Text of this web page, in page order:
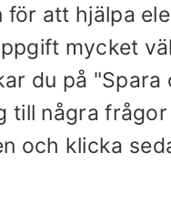
för att hjälpa
mycket
du på "Spara
till några
och klicka